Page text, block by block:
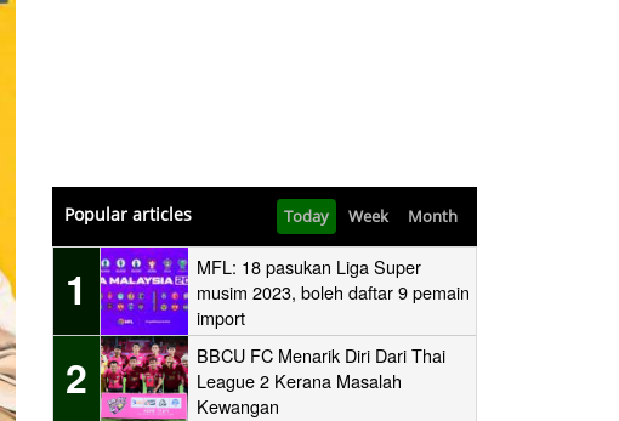
Popular articles Today Week Month
1
MFL: 18 pasukan Liga Super
musim 2023, boleh daftar 9 pemain
import
2
BBCU FC Menarik Diri Dari Thai
League 2 Kerana Masalah
Kewangan